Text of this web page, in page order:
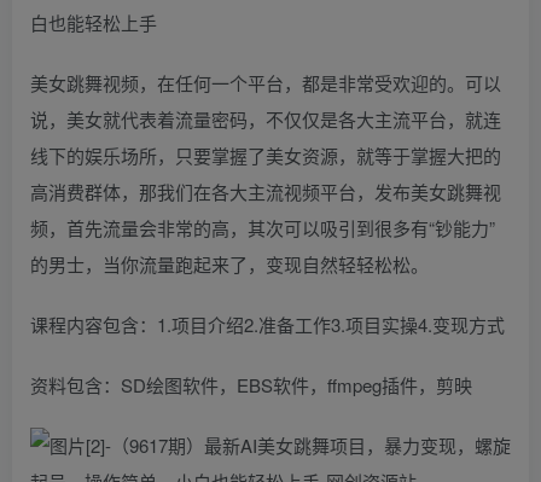
白也能轻松上手
美女跳舞视频，在任何一个平台，都是非常受欢迎的。可以
说，美女就代表着流量密码，不仅仅是各大主流平台，就连
线下的娱乐场所，只要掌握了美女资源，就等于掌握大把的
高消费群体，那我们在各大主流视频平台，发布美女跳舞视
频，首先流量会非常的高，其次可以吸引到很多有“钞能力”
的男士，当你流量跑起来了，变现自然轻轻松松。
课程内容包含：1.项目介绍2.准备工作3.项目实操4.变现方式
资料包含：SD绘图软件，EBS软件，ffmpeg插件，剪映